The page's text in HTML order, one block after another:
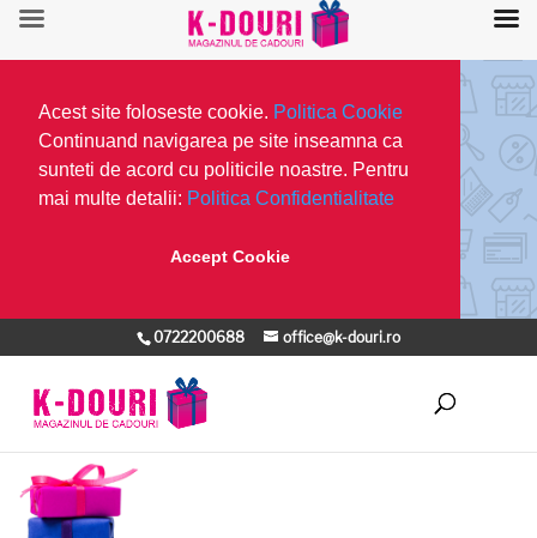
Acest site foloseste cookie. Politica Cookie
Continuand navigarea pe site inseamna ca
sunteti de acord cu politicile noastre. Pentru
mai multe detalii: Politica Confidentialitate
Accept Cookie
0722200688 office@k-douri.ro